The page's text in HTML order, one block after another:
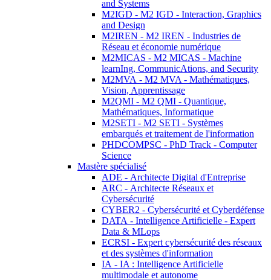
and Systems
M2IGD - M2 IGD - Interaction, Graphics
and Design
M2IREN - M2 IREN - Industries de
Réseau et économie numérique
M2MICAS - M2 MICAS - Machine
learnIng, CommunicAtions, and Security
M2MVA - M2 MVA - Mathématiques,
Vision, Apprentissage
M2QMI - M2 QMI - Quantique,
Mathématiques, Informatique
M2SETI - M2 SETI - Systèmes
embarqués et traitement de l'information
PHDCOMPSC - PhD Track - Computer
Science
Mastère spécialisé
ADE - Architecte Digital d'Entreprise
ARC - Architecte Réseaux et
Cybersécurité
CYBER2 - Cybersécurité et Cyberdéfense
DATA - Intelligence Artificielle - Expert
Data & MLops
ECRSI - Expert cybersécurité des réseaux
et des systèmes d'information
IA - IA : Intelligence Artificielle
multimodale et autonome